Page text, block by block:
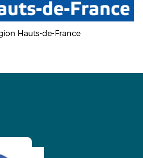
Hauts-de-France